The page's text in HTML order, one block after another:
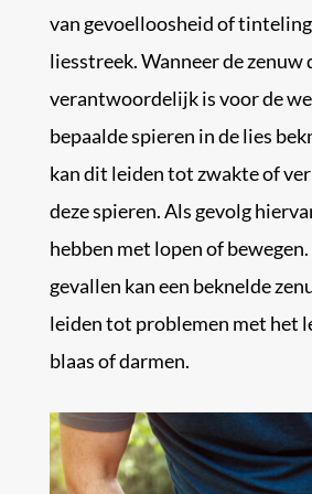
van gevoelloosheid of
liesstreek. Wanneer de zenuw
verantwoordelijk is voor de
bepaalde spieren in de lies
kan dit leiden tot zwakte of
deze spieren. Als gevolg
hebben met lopen of
gevallen kan een beknelde
leiden tot problemen met het
blaas of darmen.